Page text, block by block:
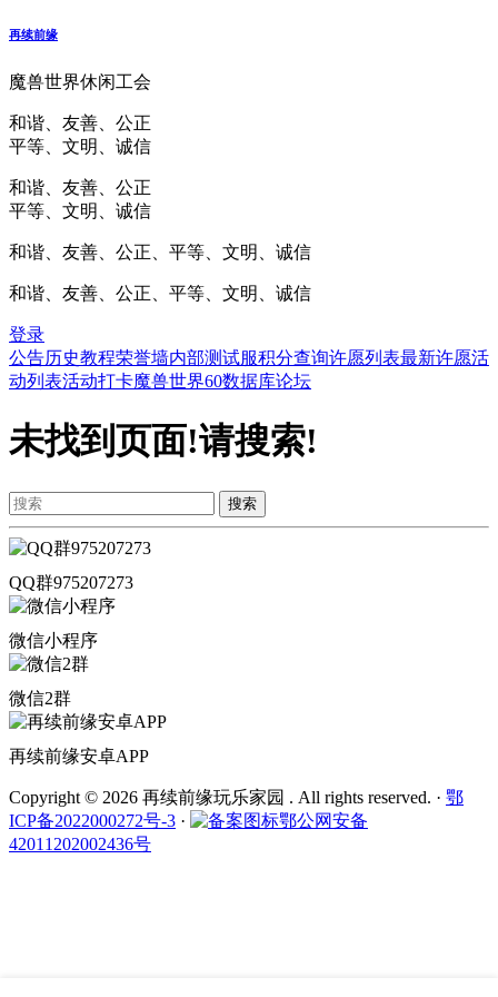
再续前缘
魔兽世界休闲工会
和谐、友善、公正
平等、文明、诚信
和谐、友善、公正
平等、文明、诚信
和谐、友善、公正、平等、文明、诚信
和谐、友善、公正、平等、文明、诚信
登录
公告历史教程荣誉墙内部测试服积分查询许愿列表最新许愿活
动列表活动打卡魔兽世界60数据库论坛
未找到页面!请搜索!
搜索
QQ群975207273
微信小程序
微信2群
再续前缘安卓APP
Copyright © 2026 再续前缘玩乐家园 . All rights reserved. · 鄂
ICP备2022000272号-3 ·
鄂公网安备
42011202002436号